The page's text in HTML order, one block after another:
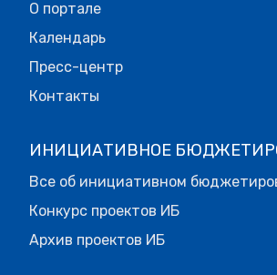
О портале
Календарь
Пресс-центр
Контакты
ИНИЦИАТИВНОЕ
Все об инициативном
Конкурс проектов ИБ
Архив проектов ИБ